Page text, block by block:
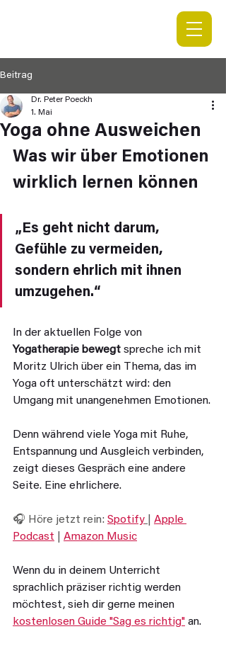
Beitrag
Yoga ohne Ausweichen
Dr. Peter Poeckh
1. Mai
Was wir über Emotionen
wirklich lernen können
„Es geht nicht darum,
Gefühle zu vermeiden,
sondern ehrlich mit ihnen
umzugehen.“
In der aktuellen Folge von
Yogatherapie bewegt spreche ich mit
Moritz Ulrich über ein Thema, das im
Yoga oft unterschätzt wird: den
Umgang mit unangenehmen Emotionen.
Denn während viele Yoga mit Ruhe,
Entspannung und Ausgleich verbinden,
zeigt dieses Gespräch eine andere
Seite. Eine ehrlichere.
🎧 Höre jetzt rein: Spotify
Apple
Podcast
Amazon Music
Wenn du in deinem Unterricht
sprachlich präziser richtig werden
möchtest, sieh dir gerne meinen
kostenlosen Guide "Sag es richtig" an.